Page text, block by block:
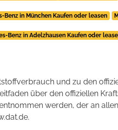
Benz in München Kaufen oder leasen
Benz in Adelzhausen Kaufen oder
und zu den
über den offiziellen
werden, der an